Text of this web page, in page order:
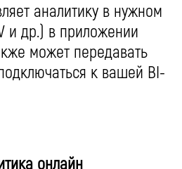
аналитику в нужном
и др.) в приложении
может передавать
к вашей BI-
онлайн